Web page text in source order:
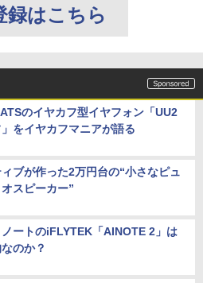
録はこちら
のイヤカフ型イヤフォン「UU2
をイヤカフマニアが語る
ブが作った2万円台の“小さなピュ
スピーカー”
ートのiFLYTEK「AINOTE 2」は
のか？